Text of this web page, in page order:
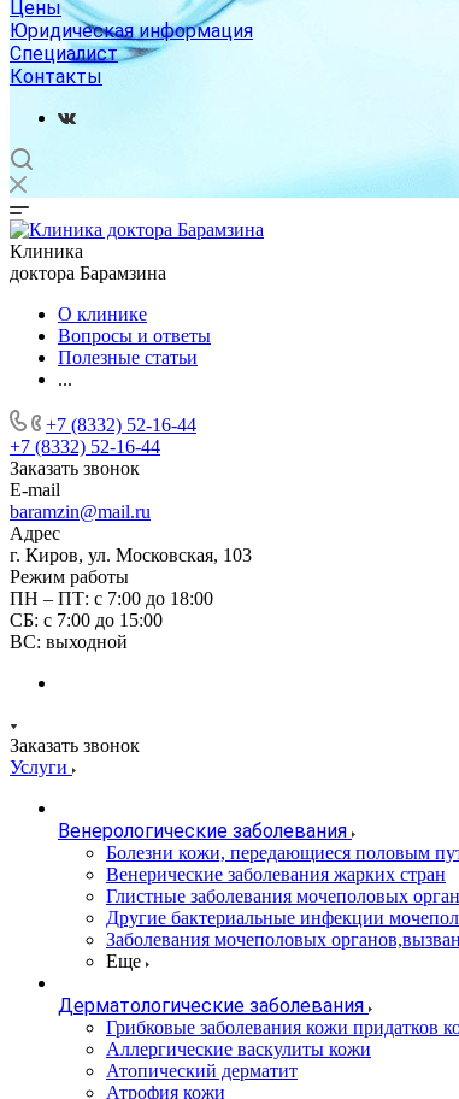
Цены
Юридическая информация
Специалист
Контакты
Клиника
доктора Барамзина
О клинике
Вопросы и ответы
Полезные статьи
...
+7 (8332) 52-16-44
+7 (8332) 52-16-44
Заказать звонок
E-mail
baramzin@mail.ru
Адрес
г. Киров, ул. Московская, 103
Режим работы
ПН – ПТ: с 7:00 до 18:00
СБ: с 7:00 до 15:00
ВС: выходной
Заказать звонок
Услуги
Венерологические заболевания
Болезни кожи, передающиеся половым
Венерические заболевания жарких стран
Глистные заболевания мочеполовых
Другие бактериальные инфекции
Заболевания мочеполовых
Еще
Дерматологические заболевания
Грибковые заболевания кожи придатков
Аллергические васкулиты кожи
Атопический дерматит
Атрофия кожи